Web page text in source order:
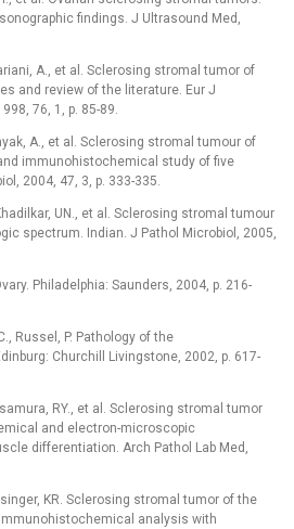
findings. J Ultrasound Med,
A., et al. Sclerosing stromal tumor of
and review of the literature. Eur J
76, 1, p. 85-89.
A., et al. Sclerosing stromal tumour of
immunohistochemical study of five
2004, 47, 3, p. 333-335.
UN., et al. Sclerosing stromal tumour
spectrum. Indian. J Pathol Microbiol, 2005,
Philadelphia: Saunders, 2004, p. 216-
Russel, P. Pathology of the
Churchill Livingstone, 2002, p. 617-
RY., et al. Sclerosing stromal tumor
and electron-microscopic
differentiation. Arch Pathol Lab Med,
KR. Sclerosing stromal tumor of the
analysis with